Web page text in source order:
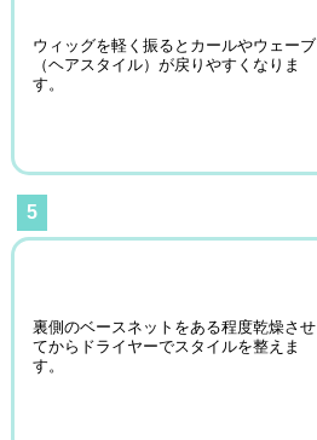
ウィッグを軽く振るとカールやウェーブ
（ヘアスタイル）が戻りやすくなりま
す。
5
裏側のベースネットをある程度乾燥させ
てからドライヤーでスタイルを整えま
す。